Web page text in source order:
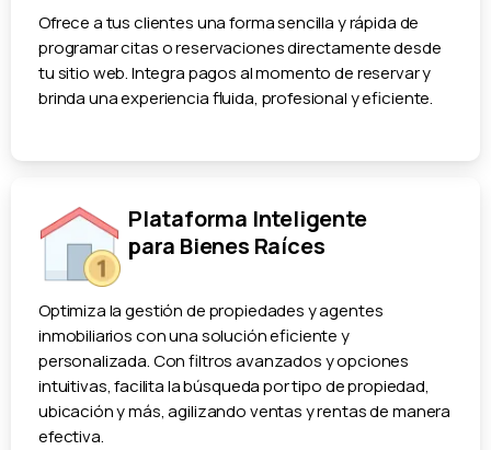
Ofrece a tus clientes una forma sencilla y rápida de
programar citas o reservaciones directamente desde
tu sitio web. Integra pagos al momento de reservar y
brinda una experiencia fluida, profesional y eficiente.
Plataforma Inteligente
para Bienes Raíces
Optimiza la gestión de propiedades y agentes
inmobiliarios con una solución eficiente y
personalizada. Con filtros avanzados y opciones
intuitivas, facilita la búsqueda por tipo de propiedad,
ubicación y más, agilizando ventas y rentas de manera
efectiva.